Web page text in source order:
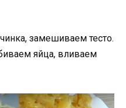
замешиваем тесто.
яйца, вливаем